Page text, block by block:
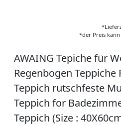
*der Preis
AWAING Tepiche für
Regenbogen
Teppich rutschfeste
Teppich for
Teppich (Size :